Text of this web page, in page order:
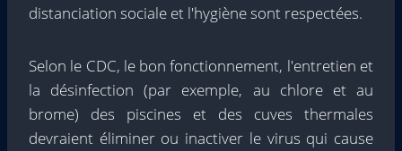
distanciation sociale et l'hygiène sont respectées.
Selon le CDC, le bon fonctionnement, l'entretien et
la désinfection (par exemple, au chlore et au
brome) des piscines et des cuves thermales
devraient éliminer ou inactiver le virus qui cause